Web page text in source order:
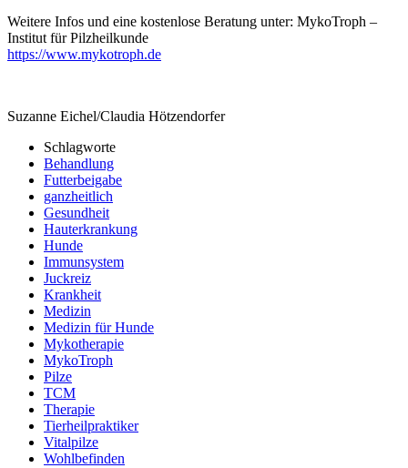
Weitere Infos und eine kostenlose Beratung unter: MykoTroph –
Institut für Pilzheilkunde
https://www.mykotroph.de
Suzanne Eichel/Claudia Hötzendorfer
Schlagworte
Behandlung
Futterbeigabe
ganzheitlich
Gesundheit
Hauterkrankung
Hunde
Immunsystem
Juckreiz
Krankheit
Medizin
Medizin für Hunde
Mykotherapie
MykoTroph
Pilze
TCM
Therapie
Tierheilpraktiker
Vitalpilze
Wohlbefinden